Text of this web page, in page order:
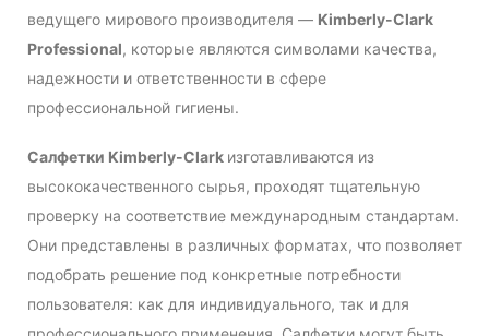
ведущего мирового производителя — Kimberly-Clark
Professional, которые являются символами качества,
надежности и ответственности в сфере
профессиональной гигиены.
Салфетки Kimberly-Clark изготавливаются из
высококачественного сырья, проходят тщательную
проверку на соответствие международным стандартам.
Они представлены в различных форматах, что позволяет
подобрать решение под конкретные потребности
пользователя: как для индивидуального, так и для